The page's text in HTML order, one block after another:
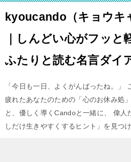
kyoucando（キョウキ
｜しんどい心がフッと
ふたりと読む名言ダイ
「今日も一日、よくがんばったね。」
疲れたあなたのための「心のお休み処
と、優しく導くCandoと一緒に、 偉人
しだけ生きやすくするヒント」を見つ